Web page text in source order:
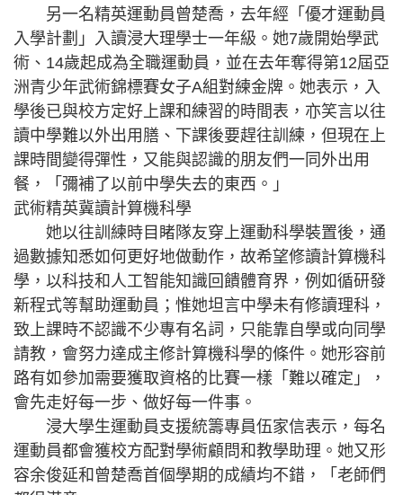
另一名精英運動員曾楚喬，去年經「優才運動員
入學計劃」入讀浸大理學士一年級。她7歲開始學武
術、14歲起成為全職運動員，並在去年奪得第12屆亞
洲青少年武術錦標賽女子A組對練金牌。她表示，入
學後已與校方定好上課和練習的時間表，亦笑言以往
讀中學難以外出用膳、下課後要趕往訓練，但現在上
課時間變得彈性，又能與認識的朋友們一同外出用
餐，「彌補了以前中學失去的東西。」
武術精英冀讀計算機科學
她以往訓練時目睹隊友穿上運動科學裝置後，通
過數據知悉如何更好地做動作，故希望修讀計算機科
學，以科技和人工智能知識回饋體育界，例如循研發
新程式等幫助運動員；惟她坦言中學未有修讀理科，
致上課時不認識不少專有名詞，只能靠自學或向同學
請教，會努力達成主修計算機科學的條件。她形容前
路有如參加需要獲取資格的比賽一樣「難以確定」，
會先走好每一步、做好每一件事。
浸大學生運動員支援統籌專員伍家信表示，每名
運動員都會獲校方配對學術顧問和教學助理。她又形
容余俊延和曾楚喬首個學期的成績均不錯，「老師們